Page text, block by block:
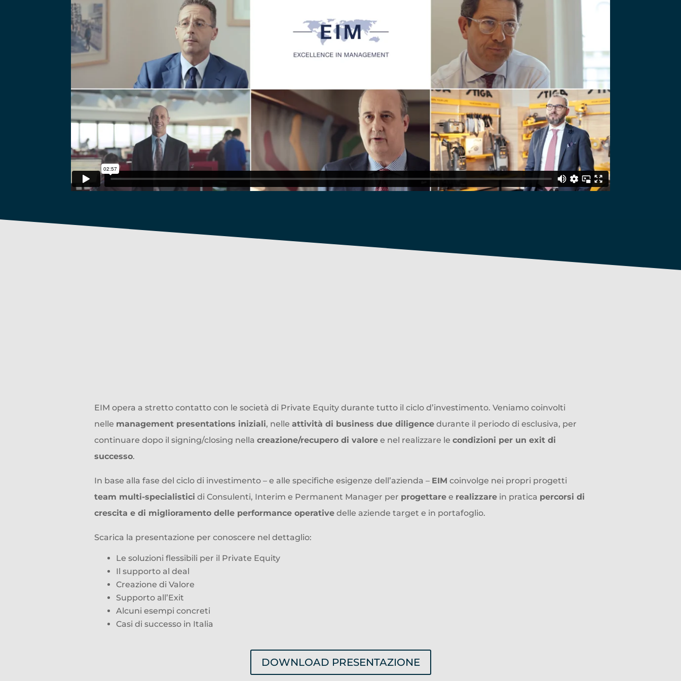
EIM opera a stretto contatto con le società di Private Equity durante tutto il ciclo d’investimento. Veniamo coinvolti
nelle management presentations iniziali, nelle attività di business due diligence durante il periodo di esclusiva, per
continuare dopo il signing/closing nella creazione/recupero di valore e nel realizzare le condizioni per un exit di
successo.
In base alla fase del ciclo di investimento – e alle specifiche esigenze dell’azienda – EIM coinvolge nei propri progetti
team multi-specialistici di Consulenti, Interim e Permanent Manager per progettare e realizzare in pratica percorsi di
crescita e di miglioramento delle performance operative delle aziende target e in portafoglio.
Scarica la presentazione per conoscere nel dettaglio:
Le soluzioni flessibili per il Private Equity
Il supporto al deal
Creazione di Valore
Supporto all’Exit
Alcuni esempi concreti
Casi di successo in Italia
DOWNLOAD PRESENTAZIONE